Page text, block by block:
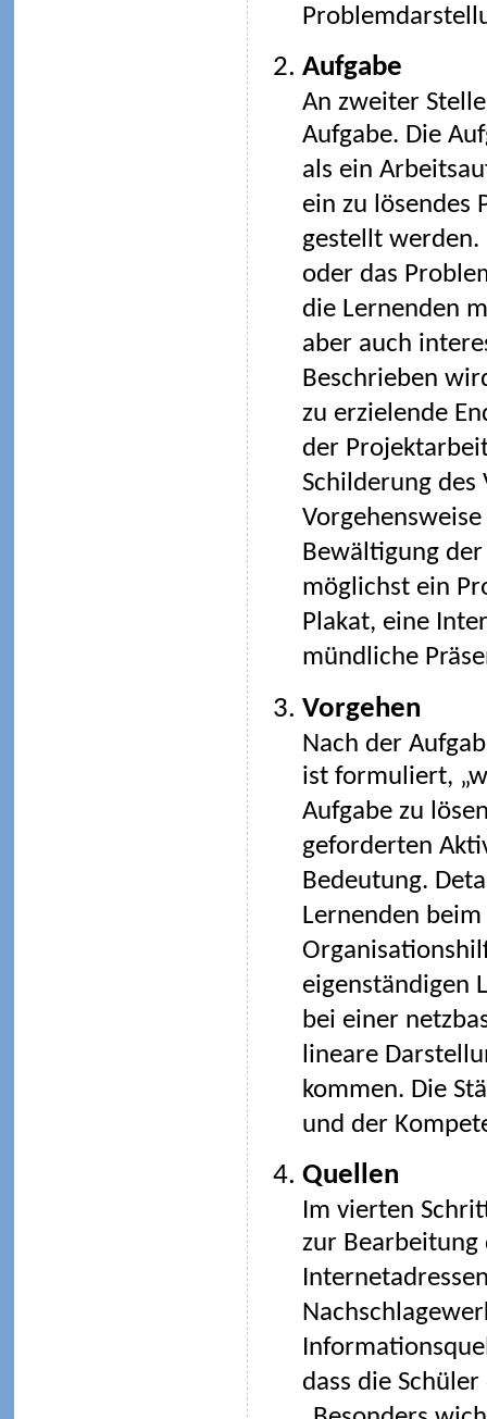
Aufgabe
An zweiter
Aufgabe. Die
als ein
ein zu lösendes
gestellt werden.
oder das
die Lernenden
aber auch
Beschrieben
zu erzielende
der
Schilderung des
Bewältigung
möglichst ein
Plakat, eine
mündliche
Vorgehen
Nach der
ist formuliert,
Aufgabe zu
geforderten
Bedeutung.
Lernenden
eigenständigen
bei einer
lineare
kommen. Die
und der
Quellen
Im vierten
zur Bearbeitung
dass die